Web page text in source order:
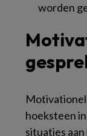
worden
hoeksteen
situaties